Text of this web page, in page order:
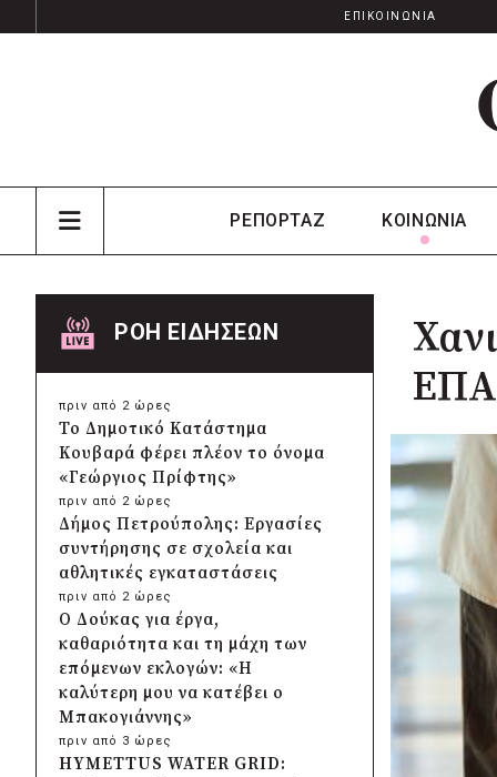
ΕΠΙΚΟΙΝΩΝΙΑ
ΡΕΠΟΡΤΑΖ ΚΟΙΝΩΝΙΑ
ΡΟΗ ΕΙΔΗΣΕΩΝ
πριν από 2 ώρες
Το Δημοτικό Κατάστημα
Κουβαρά φέρει πλέον το όνομα
«Γεώργιος Πρίφτης»
πριν από 2 ώρες
Δήμος Πετρούπολης: Εργασίες
συντήρησης σε σχολεία και
αθλητικές εγκαταστάσεις
πριν από 2 ώρες
Ο Δούκας για έργα,
καθαριότητα και τη μάχη των
επόμενων εκλογών: «Η
καλύτερη μου να κατέβει ο
Μπακογιάννης»
πριν από 3 ώρες
HYMETTUS WATER GRID: